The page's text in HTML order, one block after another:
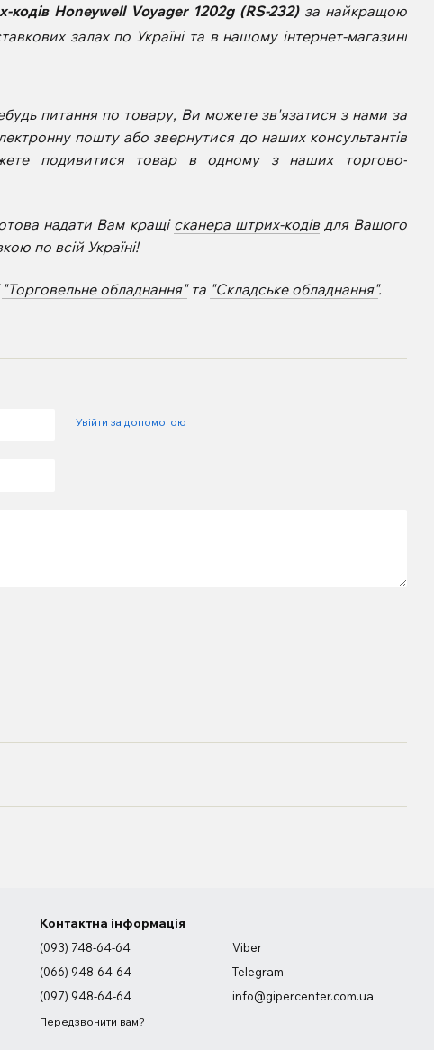
Honeywell Voyager 1202g (RS-232)за найкращою
залах по Україні та в нашому інтернет-магазині
питання по товару, Ви можете зв'язатися з нами за
пошту або звернутися до наших консультантів
подивитися товар в одному з наших торгово-
надати Вам кращі сканера штрих-кодівдля Вашого
по всій Україні!
"Торговельне обладнання"та "Складське обладнання".
Увійти за допомогою
Контактна інформація
(093) 748-64-64
(066) 948-64-64
(097) 948-64-64
Передзвонити вам?
Viber
Telegram
info@gipercenter.com.ua